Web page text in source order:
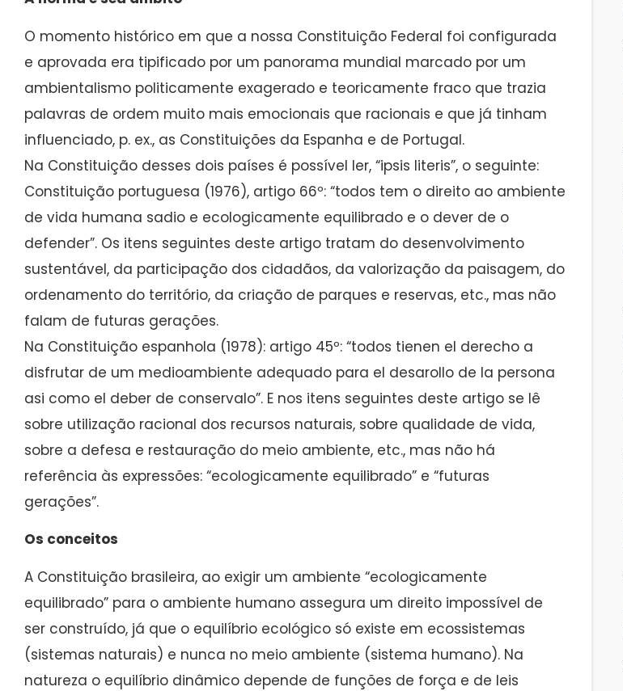
O momento histórico em que a nossa Constituição Federal foi configurada
e aprovada era tipificado por um panorama mundial marcado por um
ambientalismo politicamente exagerado e teoricamente fraco que trazia
palavras de ordem muito mais emocionais que racionais e que já tinham
influenciado, p. ex., as Constituições da Espanha e de Portugal.
Na Constituição desses dois países é possível ler, “ipsis literis”, o seguinte:
Constituição portuguesa (1976), artigo 66º: “todos tem o direito ao ambiente
de vida humana sadio e ecologicamente equilibrado e o dever de o
defender”. Os itens seguintes deste artigo tratam do desenvolvimento
sustentável, da participação dos cidadãos, da valorização da paisagem, do
ordenamento do território, da criação de parques e reservas, etc., mas não
falam de futuras gerações.
Na Constituição espanhola (1978): artigo 45º: “todos tienen el derecho a
disfrutar de um medioambiente adequado para el desarollo de la persona
asi como el deber de conservalo”. E nos itens seguintes deste artigo se lê
sobre utilização racional dos recursos naturais, sobre qualidade de vida,
sobre a defesa e restauração do meio ambiente, etc., mas não há
referência às expressões: “ecologicamente equilibrado” e “futuras
gerações”.
Os conceitos
A Constituição brasileira, ao exigir um ambiente “ecologicamente
equilibrado” para o ambiente humano assegura um direito impossível de
ser construído, já que o equilíbrio ecológico só existe em ecossistemas
(sistemas naturais) e nunca no meio ambiente (sistema humano). Na
natureza o equilíbrio dinâmico depende de funções de força e de leis